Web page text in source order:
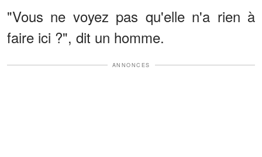
"Vous ne voyez pas qu'elle n'a rien à
faire ici ?", dit un homme.
ANNONCES